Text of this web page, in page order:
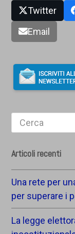
Twitter
Email
Search
Articoli recenti
Una rete per
per superare i
La legge